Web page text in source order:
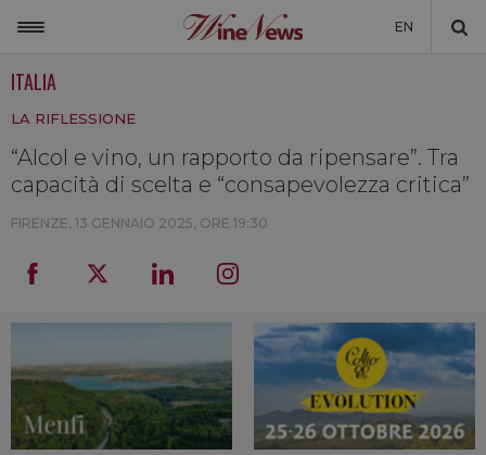
EN
NON SOLO VINO
WINENEWS TV
ITALIA
LA RIFLESSIONE
“Alcol e vino, un rapporto da ripensare”. Tra
capacità di scelta e “consapevolezza critica”
FIRENZE, 13 GENNAIO 2025, ORE 19:30